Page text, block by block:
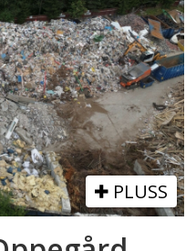
PLUSS